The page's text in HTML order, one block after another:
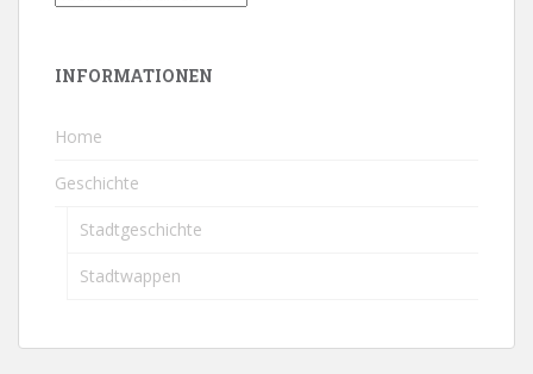
INFORMATIONEN
Home
Geschichte
Stadtgeschichte
Stadtwappen